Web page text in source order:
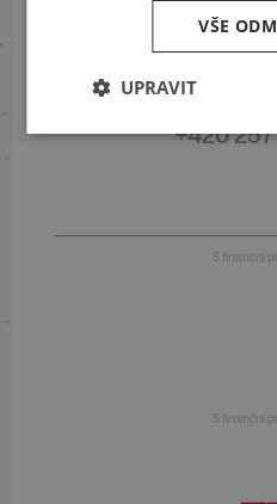
Informace o
+420
S finanční
S finanční
VŠE
UPRAVIT